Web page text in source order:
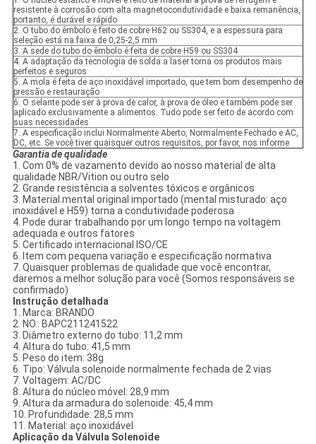
resistente à corrosão com alta magnetocondutividade e baixa remanência,
portanto, é durável e rápido
2. O tubo do êmbolo é feito de cobre H62 ou SS304, e a espessura para
seleção está na faixa de 0,25-2,5 mm
3. A sede do tubo do êmbolo é feita de cobre H59 ou SS304
4. A adaptação da tecnologia de solda a laser torna os produtos mais
perfeitos e seguros
5. A mola é feita de aço inoxidável importado, que tem bom desempenho de
pressão e restauração
6. O selante pode ser à prova de calor, à prova de óleo e também pode ser
aplicado exclusivamente a alimentos. Tudo pode ser feito de acordo com
suas necessidades
7. A especificação inclui Normalmente Aberto, Normalmente Fechado e AC,
DC, etc. Se você tiver quaisquer outros requisitos, por favor, nos informe
Garantia de qualidade
1. Com 0% de vazamento devido ao nosso material de alta
qualidade NBR/Vition ou outro selo
2. Grande resistência a solventes tóxicos e orgânicos
3. Material mental original importado (mental misturado: aço
inoxidável e H59) torna a condutividade poderosa
4. Pode durar trabalhando por um longo tempo na voltagem
adequada e outros fatores
5. Certificado internacional ISO/CE
6. Item com pequena variação e especificação normativa
7. Quaisquer problemas de qualidade que você encontrar,
daremos a melhor solução para você (Somos responsáveis ​​se
confirmado)
Instrução detalhada
1. Marca: BRANDO
2. NO.: BAPC211241522
3. Diâmetro externo do tubo: 11,2 mm
4. Altura do tubo: 41,5 mm
5. Peso do item: 38g
6. Tipo: Válvula solenoide normalmente fechada de 2 vias
7. Voltagem: AC/DC
8. Altura do núcleo móvel: 28,9 mm
9. Altura da armadura do solenoide: 45,4 mm
10. Profundidade: 28,5 mm
11. Material: aço inoxidável
Aplicação da Válvula Solenoide